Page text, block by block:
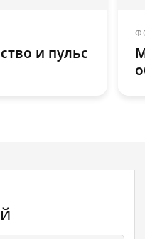
и пульс